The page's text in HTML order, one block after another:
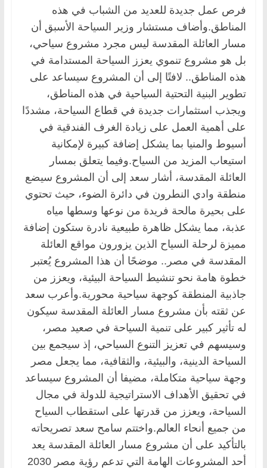
فرص عمل جديدة للعديد من الشباب في هذه
المناطق.وأضاف مستشار وزير السياحة الأسبق أن
مسار العائلة المقدسة ليس مجرد مشروع سياحي،
بل هو مشروع تنموي يعزز السياحة المستدامة في
هذه المناطق.. لافتًا إلى أن المشروع سيساعد على
تطوير البنية التحتية السياحية في هذه المناطق،
ويجذب استثمارات جديدة في قطاع السياحة، مشددًا
على أهمية العمل على زيادة الغرف الفندقية في
أسيوط والمنيا بما يشكل إضافة كبيرة لإمكانية
استيعاب المزيد من السياح.وفيما يتعلق بمسار
العائلة المقدسة، أشار سعد إلى أن المشروع سيضع
منطقة وادي النطرون في دائرة الضوء، حيث تحتوي
على بحيرة مالحة فريدة من نوعها وسطها مياه
عذبة، مما يشكل ظاهرة طبيعية نادرة ستكون إضافة
مميزة لرحلة السياح الذين يزورون مواقع العائلة
المقدسة في مصر.. موضحًا أن هذا المشروع يُعتبر
خطوة هامة نحو تنشيط السياحة البيئية، ويعزز من
جاذبية المنطقة كوجهة سياحية محورية.وأعرب سعد
عن ثقته بأن مشروع مسار العائلة المقدسة سيكون
له تأثير كبير على تنمية السياحة في صعيد مصر،
وسيسهم في تعزيز التنوع السياحي، إذ سيجمع بين
السياحة الدينية، والبيئية، والثقافية، مما يجعل مصر
وجهة سياحية متكاملة، مضيفا أن المشروع سيساعد
في تحقيق الأهداف الاستراتيجية للدولة في مجال
السياحة، ويعزز من قدرتها على استقطاب السياح
من جميع أنحاء العالم.واختتم سامح سعد تصريحاته
بالتأكيد على أن مشروع مسار العائلة المقدسة يعد
أحد المشروعات الهامة التي تدعم رؤية مصر 2030